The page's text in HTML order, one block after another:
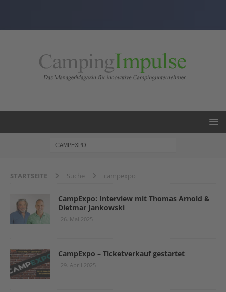
STARTSEITE Suche campexpo
CampExpo: Interview mit Thomas Arnold &
Dietmar Jankowski
26. Mai 2025
CampExpo – Ticketverkauf gestartet
29. April 2025